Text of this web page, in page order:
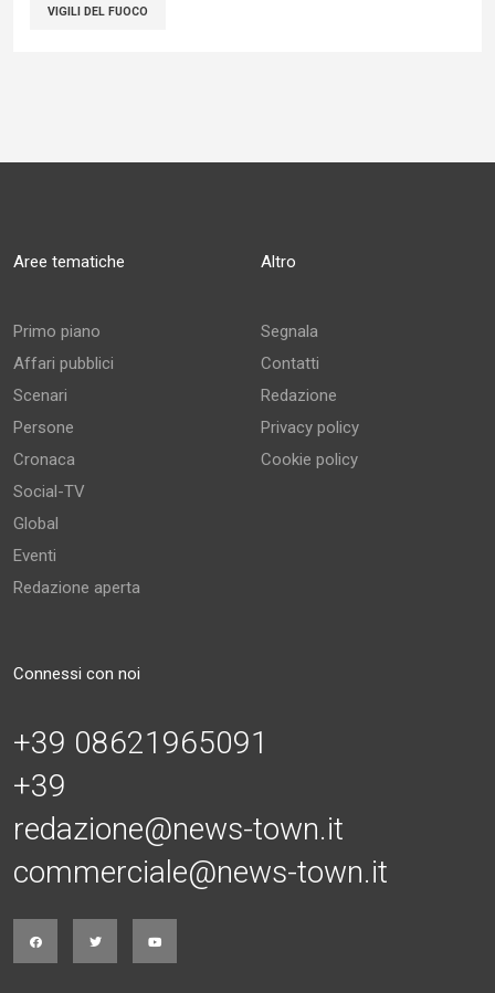
VIGILI DEL FUOCO
Aree tematiche
Primo piano
Affari pubblici
Scenari
Persone
Cronaca
Social-TV
Global
Eventi
Redazione aperta
Altro
Segnala
Contatti
Redazione
Privacy policy
Cookie policy
Connessi con noi
+39 08621965091
+39
redazione@news-town.it
commerciale@news-town.it